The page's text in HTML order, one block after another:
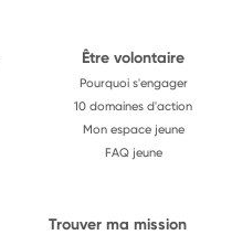
Être volontaire
Pourquoi s'engager
10 domaines d'action
Mon espace jeune
FAQ jeune
Trouver ma mission